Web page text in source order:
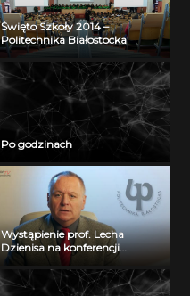
Święto Szkoły 2014 –
Politechnika Białostocka
Po godzinach
Wystąpienie prof. Lecha
Dzienisa na konferencji
„Integration, partnership and
innovations in civil engineering
and education”